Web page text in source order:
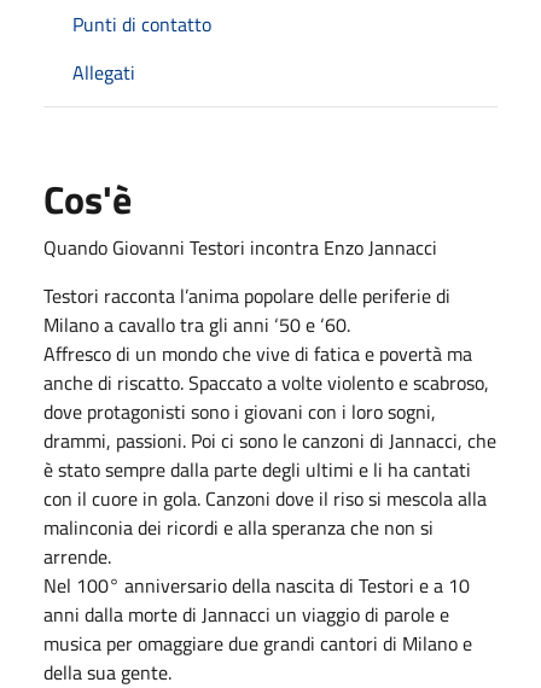
Punti di contatto
Allegati
Cos'è
Quando Giovanni Testori incontra Enzo Jannacci
Testori racconta l’anima popolare delle periferie di
Milano a cavallo tra gli anni ‘50 e ‘60.
Affresco di un mondo che vive di fatica e povertà ma
anche di riscatto. Spaccato a volte violento e scabroso,
dove protagonisti sono i giovani con i loro sogni,
drammi, passioni. Poi ci sono le canzoni di Jannacci, che
è stato sempre dalla parte degli ultimi e li ha cantati
con il cuore in gola. Canzoni dove il riso si mescola alla
malinconia dei ricordi e alla speranza che non si
arrende.
Nel 100° anniversario della nascita di Testori e a 10
anni dalla morte di Jannacci un viaggio di parole e
musica per omaggiare due grandi cantori di Milano e
della sua gente.